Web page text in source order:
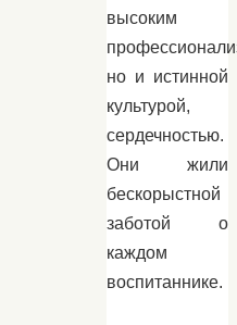
высоким
но и истинной
культурой,
сердечностью.
Они жили
бескорыстной
заботой о
каждом
воспитаннике.